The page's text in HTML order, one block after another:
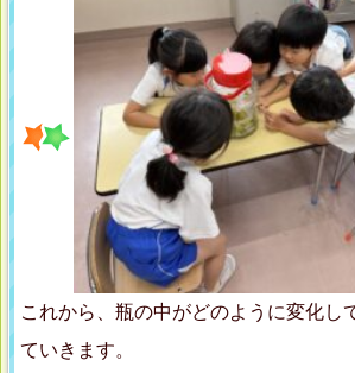
これから、瓶の中がどのように変化し
ていきます。